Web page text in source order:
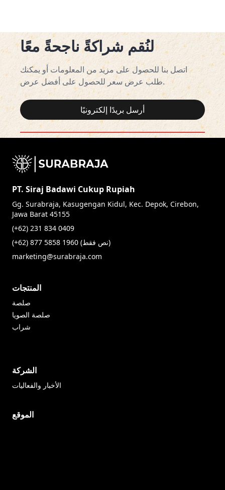
لنُقم شراكةً ناجحةً معًا
اتصل بنا للحصول على مزيد من المعلومات أو يمكنك
طلب عرض سعر للحصول على أفضل عرض.
أرسل بريدًا إلكترونيًا
PT. Siraj Badawi Cukup Rupiah
Gg. Surabraja, Kasugengan Kidul, Kec. Depok, Cirebon,
Jawa Barat 45155
(+62) 231 834 0409
(+62) 877 5858 1960 (نص فقط)
marketing@surabraja.com
المنتجات
صلصة
صلصة الصويا
شراب
الشركة
الأخبار والفعاليات
الموقع